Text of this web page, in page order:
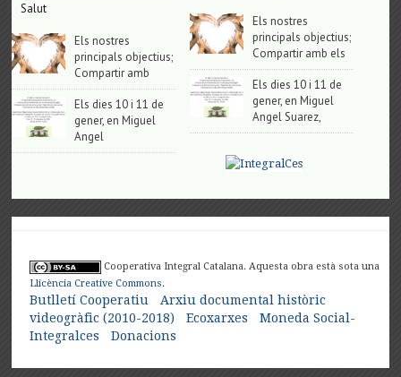
Salut
Els nostres
principals objectius;
Compartir amb
Els dies 10 i 11 de
gener, en Miguel
Angel
Els nostres
principals objectius;
Compartir amb els
Els dies 10 i 11 de
gener, en Miguel
Angel Suarez,
Cooperativa Integral Catalana. Aquesta obra està sota una
Llicència Creative Commons.
Butlletí Cooperatiu
Arxiu documental històric
videogràfic (2010-2018)
Ecoxarxes
Moneda Social-
Integralces
Donacions